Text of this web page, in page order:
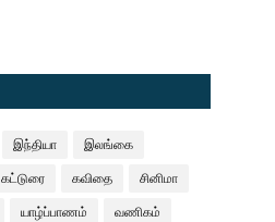
இந்தியா இலங்கை
கட்டுரை கவிதை சினிமா
யாழ்ப்பாணம் வணிகம்